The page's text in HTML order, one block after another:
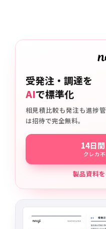
受発注・調達を
AIで標準化
相見積比較も発注も進捗
は招待で完全無料。
14日
クレカ
製品資料